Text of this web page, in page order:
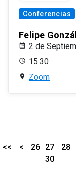
Conferencias
Felipe
2 de
15:30
Zoom
<< < 26 27 28
30